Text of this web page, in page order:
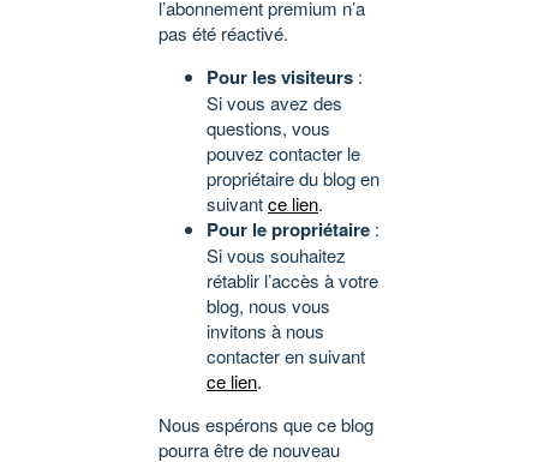
l’abonnement premium n’a
pas été réactivé.
Pour les visiteurs :
Si vous avez des
questions, vous
pouvez contacter le
propriétaire du blog en
suivantce lien.
Pour le propriétaire :
Si vous souhaitez
rétablir l’accès à votre
blog, nous vous
invitons à nous
contacter en suivant
ce lien.
Nous espérons que ce blog
pourra être de nouveau